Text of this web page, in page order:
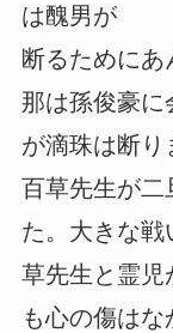
は醜男が
断るためにあ
那は孫俊豪に
が滴珠は断り
百草先生が二
た。大きな
草先生と霊児
も心の傷は